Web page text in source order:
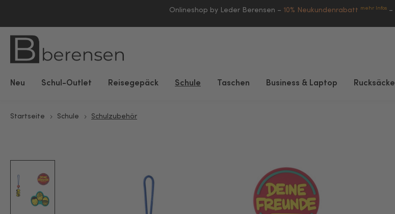
Onlineshop by Leder Berensen – 10% Neukundenrabatt mehr Infos –
Neu Schul-Outlet Reisegepäck Schule Taschen Business & Laptop Rucksäcke
Startseite Schule Schulzubehör